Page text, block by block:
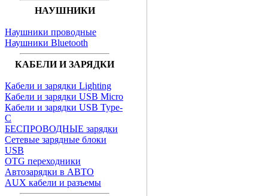
НАУШНИКИ
Наушники проводные
Наушники Bluetooth
КАБЕЛИ И ЗАРЯДКИ
Кабели и зарядки Lighting
Кабели и зарядки USB Micro
Кабели и зарядки USB Type-
C
БЕСПРОВОДНЫЕ зарядки
Сетевые зарядные блоки
USB
OTG переходники
Автозарядки в АВТО
AUX кабели и разъемы